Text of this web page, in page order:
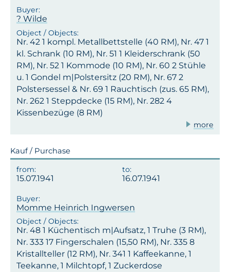
? Wilde
Nr. 42 1 kompl. Metallbettstelle (40 RM), Nr. 47 1
kl. Schrank (10 RM), Nr. 51 1 Kleiderschrank (50
RM), Nr. 52 1 Kommode (10 RM), Nr. 60 2 Stühle
u. 1 Gondel m|Polstersitz (20 RM), Nr. 67 2
Polstersessel & Nr. 69 1 Rauchtisch (zus. 65 RM),
Nr. 262 1 Steppdecke (15 RM), Nr. 282 4
Kissenbezüge (8 RM)
more
Kauf / Purchase
15.07.1941 16.07.1941
Momme Heinrich Ingwersen
Nr. 48 1 Küchentisch m|Aufsatz, 1 Truhe (3 RM),
Nr. 333 17 Fingerschalen (15,50 RM), Nr. 335 8
Kristallteller (12 RM), Nr. 341 1 Kaffeekanne, 1
Teekanne, 1 Milchtopf, 1 Zuckerdose